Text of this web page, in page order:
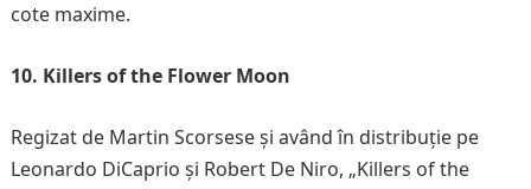
cote maxime.
10. Killers of the Flower Moon
Regizat de Martin Scorsese și având în distribuție pe
Leonardo DiCaprio și Robert De Niro, „Killers of the